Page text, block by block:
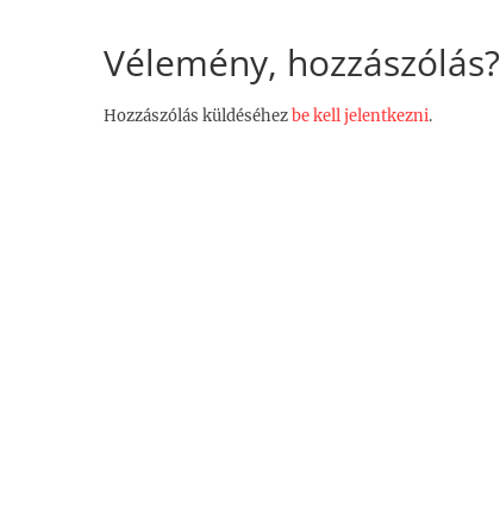
Vélemény, hozzászólás?
Hozzászólás küldéséhezbe kell jelentkezni.